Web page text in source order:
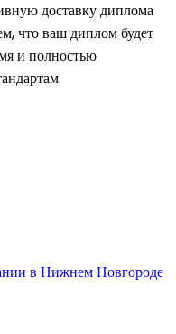
доставку диплома
что ваш диплом будет
и полностью
в Нижнем Новгороде